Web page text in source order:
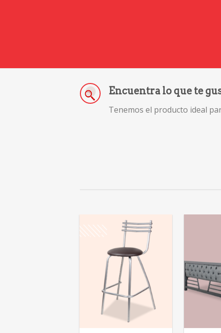
Encuentra lo que te
Tenemos el producto ideal